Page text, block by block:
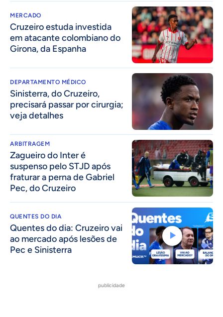
MERCADO
Cruzeiro estuda investida
em atacante colombiano do
Girona, da Espanha
DEPARTAMENTO MÉDICO
Sinisterra, do Cruzeiro,
precisará passar por cirurgia;
veja detalhes
ARBITRAGEM
Zagueiro do Inter é
suspenso pelo STJD após
fraturar a perna de Gabriel
Pec, do Cruzeiro
QUENTES DO DIA
Quentes do dia: Cruzeiro vai
ao mercado após lesões de
Pec e Sinisterra
publicidade